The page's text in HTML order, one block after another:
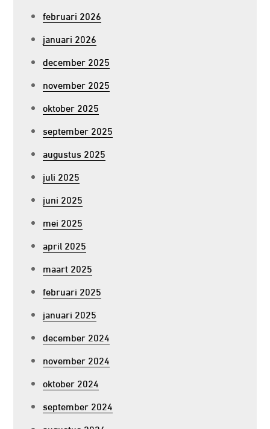
februari 2026
januari 2026
december 2025
november 2025
oktober 2025
september 2025
augustus 2025
juli 2025
juni 2025
mei 2025
april 2025
maart 2025
februari 2025
januari 2025
december 2024
november 2024
oktober 2024
september 2024